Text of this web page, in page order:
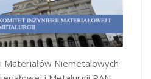
Materiałów Niemetalowych